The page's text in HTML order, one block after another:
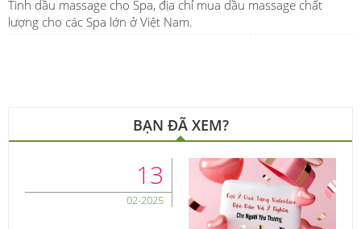
Tinh dầu massage cho Spa, địa chỉ mua dầu massage chất
lượng cho các Spa lớn ở Việt Nam.
BẠN ĐÃ XEM?
13
02-2025